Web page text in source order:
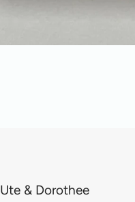
Ute & Dorothee